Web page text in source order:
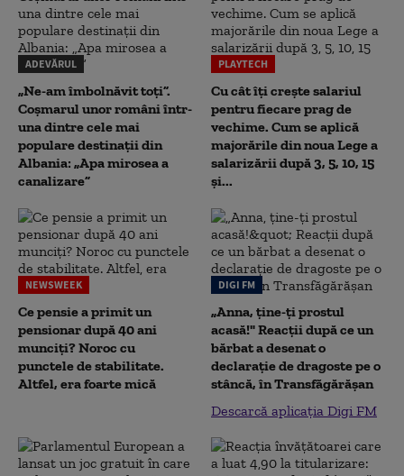
ADEVĂRUL
„Ne-am îmbolnăvit toți”.
Coșmarul unor români într-
una dintre cele mai
populare destinații din
Albania: „Apa mirosea a
canalizare”
PLAYTECH
Cu cât îți crește salariul
pentru fiecare prag de
vechime. Cum se aplică
majorările din noua Lege a
salarizării după 3, 5, 10, 15
și...
NEWSWEEK
Ce pensie a primit un
pensionar după 40 ani
munciți? Noroc cu
punctele de stabilitate.
Altfel, era foarte mică
DIGI FM
„Anna, ţine-ţi prostul
acasă!" Reacţii după ce un
bărbat a desenat o
declaraţie de dragoste pe o
stâncă, în Transfăgărăşan
Descarcă aplicația Digi FM